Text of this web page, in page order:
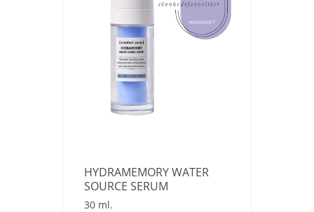
HYDRAMEMORY WATER
SOURCE SERUM
30 ml.